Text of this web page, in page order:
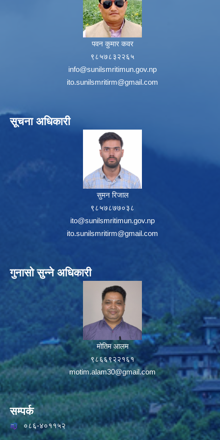
पवन कुमार कवर
९८५७८३२२६५
info@sunilsmritimun.gov.np
ito.sunilsmritirm@gmail.com
सूचना अधिकारी
सुमन रिजाल
९८५७८७७०३८
ito@sunilsmritimun.gov.np
ito.sunilsmritirm@gmail.com
गुनासो सुन्ने अधिकारी
मोतिम आलम
९८६६९२२१६१
motim.alam30@gmail.com
सम्पर्क
०८६-४०११५२